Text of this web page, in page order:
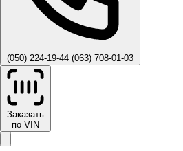
(050) 224-19-44 (063) 708-01-03
Заказать
по VIN